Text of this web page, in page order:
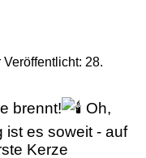
Veröffentlicht: 28.
brennt!
Oh,
ist es soweit - auf
Kerze